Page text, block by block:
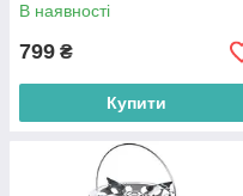
В наявності
799 ₴
Купити